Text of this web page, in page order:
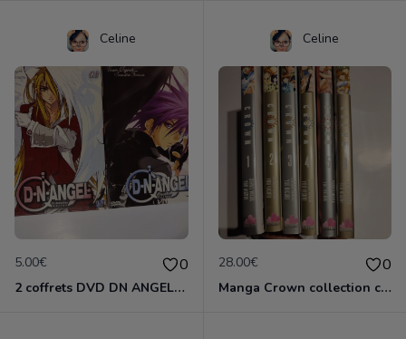
Celine
5.00€ 0
2 coffrets DVD DN ANGEL complet
Celine
28.00€ 0
Manga Crown collection complète 6 vol